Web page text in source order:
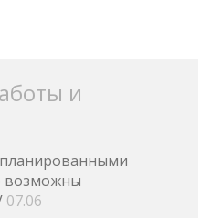
и
возможны
07.06